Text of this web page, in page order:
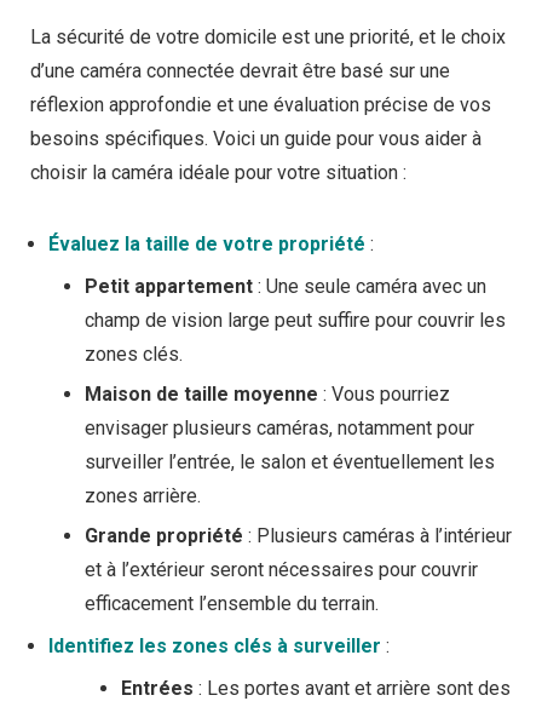
La sécurité de votre domicile est une priorité, et le choix
d’une caméra connectée devrait être basé sur une
réflexion approfondie et une évaluation précise de vos
besoins spécifiques. Voici un guide pour vous aider à
choisir la caméra idéale pour votre situation :
Évaluez la taille de votre propriété :
Petit appartement : Une seule caméra avec un
champ de vision large peut suffire pour couvrir les
zones clés.
Maison de taille moyenne : Vous pourriez
envisager plusieurs caméras, notamment pour
surveiller l’entrée, le salon et éventuellement les
zones arrière.
Grande propriété : Plusieurs caméras à l’intérieur
et à l’extérieur seront nécessaires pour couvrir
efficacement l’ensemble du terrain.
Identifiez les zones clés à surveiller :
Entrées : Les portes avant et arrière sont des